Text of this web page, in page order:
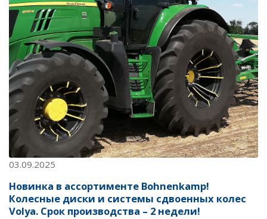
03.09.2025
Новинка в ассортименте Bohnenkamp!
Колесные диски и системы сдвоенных колес
Volya. Срок производства – 2 недели!